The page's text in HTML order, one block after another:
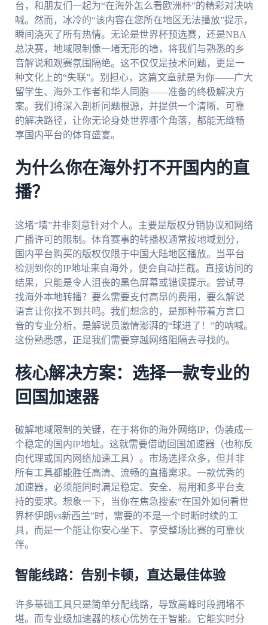
台，和朋友们一起为“在海外怎么看欧洲杯”的精彩对决呐
喊。然而，冰冷的“该内容在您所在地区无法播放”提示，
瞬间浇灭了所有热情。无论是世界杯预选赛，还是NBA
总决赛，地域限制像一堵无形的墙，将我们与熟悉的乡
音解说和观赛氛围隔绝。这不仅仅是技术问题，更是一
种文化上的“失联”。别担心，这篇文章就是为你——广大
留学生、海外工作者和华人同胞——准备的终极解决方
案。我们将深入剖析问题根源，并提供一个清晰、可靠
的解决路径，让你无论身处世界哪个角落，都能无缝畅
享国内平台的体育盛宴。
为什么你在海外打不开国内的直
播？
这堵“墙”并非刻意针对个人。主要是版权分销协议和网络
广播许可的限制。体育赛事的转播权通常按地域划分，
国内平台购买的版权仅限于中国大陆地区播放。当平台
检测到你的IP地址来自海外，便会自动拦截。直接访问的
结果，只能是令人沮丧的黑色屏幕或错误提示。尝试寻
找海外本地转播？要么需要支付高昂的费用，要么解说
语言让你找不到共鸣。我们想念的，是那种带着方言口
音的专业分析，是解说员激情澎湃的“球进了！”的呐喊。
这份熟悉感，正是我们需要穿越网络阻隔去寻找的。
核心解决方案：选择一款专业的
回国加速器
破解地域限制的关键，在于将你的海外网络IP，伪装成一
个稳定的国内IP地址。这就需要借助回国加速器（也称反
向代理或国内网络加速工具）。市场选择众多，但并非
所有工具都能胜任高清、流畅的直播需求。一款优秀的
加速器，必须能同时满足稳定、安全、易用和多平台支
持的要求。想象一下，当你在焦急搜索“在国外如何看世
界杯伊朗vs新西兰”时，需要的不是一个时断时续的工
具，而是一个能让你安心坐下、享受整场比赛的可靠伙
伴。
智能线路：告别卡顿，直达最佳体验
许多基础工具只是简单分配线路，导致高峰时段拥堵不
堪。而专业级加速器的核心优势在于智能。它能实时分